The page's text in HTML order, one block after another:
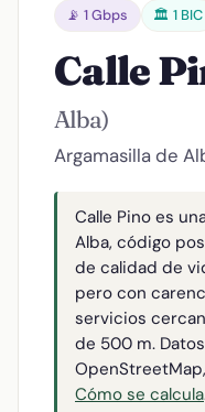
📡 1 Gbps
🏛️ 1 BIC
Calle
Alba)
Argamasilla de
Calle Pino es
Alba, código
de calidad de
pero con
servicios
de 500 m.
Cómo se calcula